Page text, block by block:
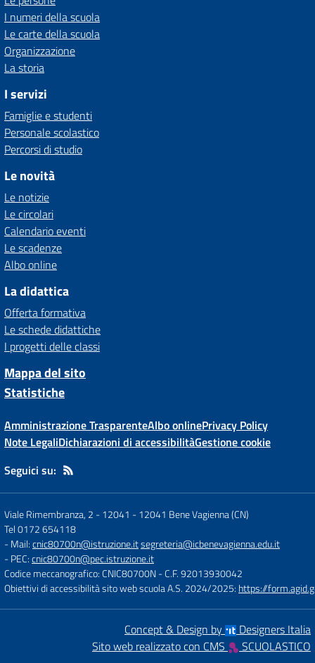
I numeri della scuola
Le carte della scuola
Organizzazione
La storia
I servizi
Famiglie e studenti
Personale scolastico
Percorsi di studio
Le novità
Le notizie
Le circolari
Calendario eventi
Le scadenze
Albo online
La didattica
Offerta formativa
Le schede didattiche
I progetti delle classi
Mappa del sito
Statistiche
Amministrazione TrasparenteAlbo onlinePrivacy Policy
Note LegaliDichiarazioni di accessibilitàGestione cookie
Seguici su:
Viale Rimembranza, 2 - 12041 -12041 Bene Vagienna (CN)
Tel 0172 654118
- Mail:cnic80700n@istruzione.itsegreteria@icbenevagienna.edu.it
- PEC:cnic80700n@pec.istruzione.it
Codice meccanografico: CNIC80700N- C.F. 92013930042
Obiettivi di accessibilità sito web scuola A.S. 2024/2025: https://
Concept & Design by
Designers Italia
Sito web realizzato con CMS
SCUOLASTICO